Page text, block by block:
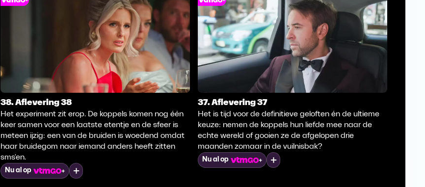
38. Aflevering 38
Het experiment zit erop. De koppels komen nog één
keer samen voor een laatste etentje en de sfeer is
meteen ijzig: een van de bruiden is woedend omdat
haar bruidegom naar iemand anders heeft zitten
sms'en.
Nu al op
37. Aflevering 37
Het is tijd voor de definitieve geloften én de ultieme
keuze: nemen de koppels hun liefde mee naar de
echte wereld of gooien ze de afgelopen drie
maanden zomaar in de vuilnisbak?
Nu al op